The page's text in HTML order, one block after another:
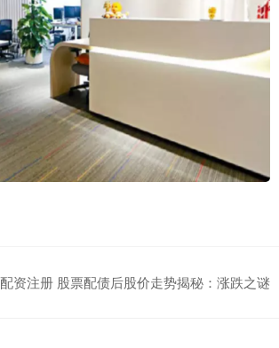
资注册 股票配债后股价走势揭秘：涨跌之谜